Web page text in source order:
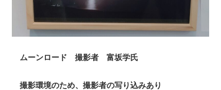
ムーンロード 撮影者 富坂学氏
撮影環境のため、撮影者の写り込みあり